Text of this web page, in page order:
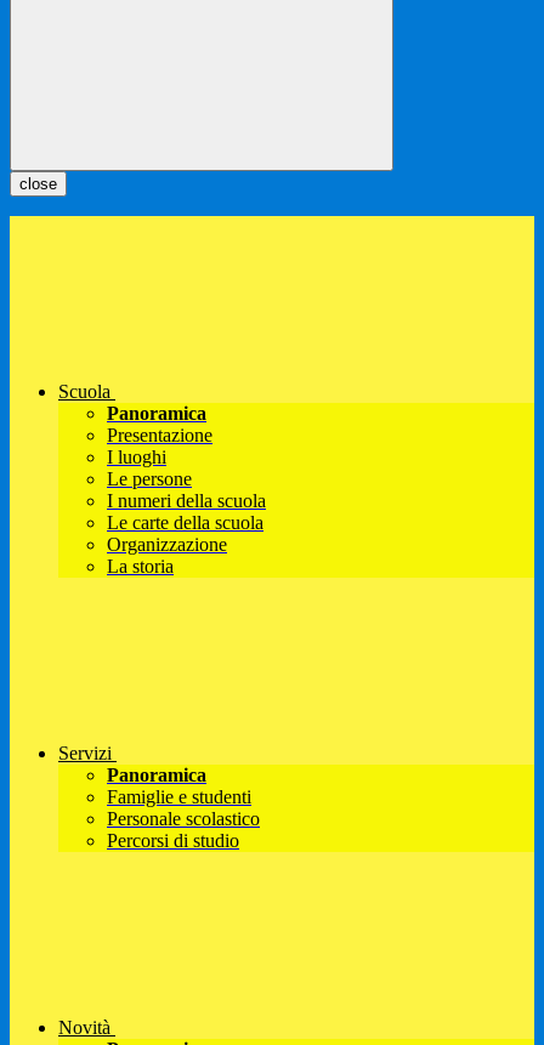
close
Scuola
Panoramica
Presentazione
I luoghi
Le persone
I numeri della scuola
Le carte della scuola
Organizzazione
La storia
Servizi
Panoramica
Famiglie e studenti
Personale scolastico
Percorsi di studio
Novità